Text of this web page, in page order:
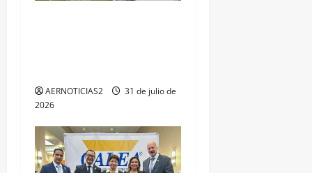
n
t
r
AERNOTICIAS2
31 de julio de
2026